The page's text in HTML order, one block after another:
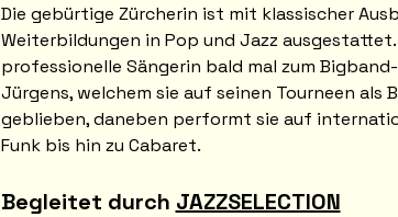
Die gebürtige Zürcherin ist mit klassischer
Weiterbildungen in Pop und Jazz
professionelle Sängerin bald mal zum
Jürgens, welchem sie auf seinen Tourneen
geblieben, daneben performt sie auf
Funk bis hin zu Cabaret.
Begleitet durch JAZZSELECTION